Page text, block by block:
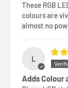
These RGB
colours are
almost no
L
Adds Colour